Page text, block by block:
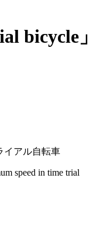
bicycle」
イアル自転車
speed in time trial